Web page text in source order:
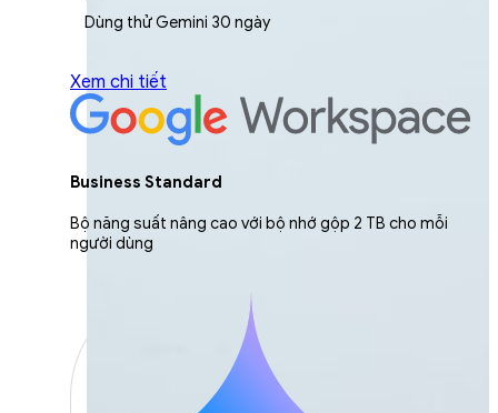
Dùng thử Gemini 30 ngày
Xem chi tiết
Business Standard
Bộ năng suất nâng cao với bộ nhớ gộp 2 TB cho mỗi
người dùng